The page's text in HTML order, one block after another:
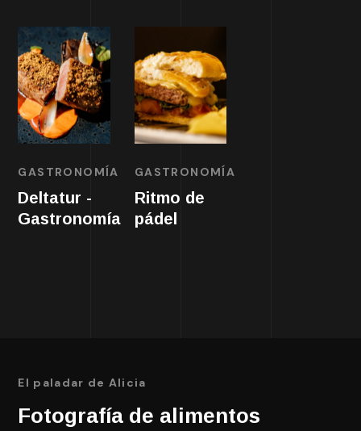
GASTRONOMÍA
Deltatur -
Gastronomía
GASTRONOMÍA
Ritmo de
pádel
El paladar de Alicia
Fotografía de alimentos